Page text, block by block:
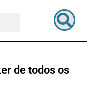
de todos os